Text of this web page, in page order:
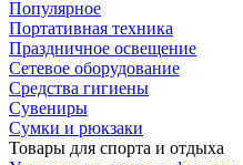
Популярное
Портативная техника
Праздничное освещение
Сетевое оборудование
Средства гигиены
Сувениры
Сумки и рюкзаки
Товары для спорта и отдыха